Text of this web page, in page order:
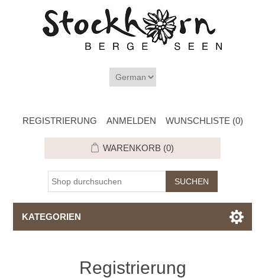
REGISTRIERUNG ANMELDEN WUNSCHLISTE (0)
WARENKORB (0)
KATEGORIEN
Registrierung